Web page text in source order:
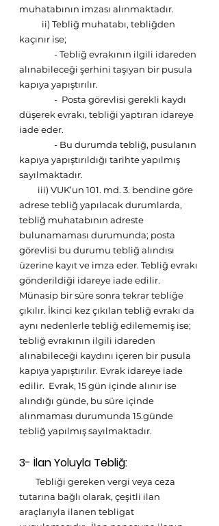
muhatabının imzası alınmaktadır.
ii) Tebliğ muhatabı, tebliğden
kaçınır ise;
- Tebliğ evrakının ilgili idareden
alınabileceği şerhini taşıyan bir pusula
kapıya yapıştırılır.
-  Posta görevlisi gerekli kaydı
düşerek evrakı, tebliği yaptıran idareye
iade eder.
- Bu durumda tebliğ, pusulanın
kapıya yapıştırıldığı tarihte yapılmış
sayılmaktadır.
iii) VUK’un 101. md. 3. bendine göre
adrese tebliğ yapılacak durumlarda,
tebliğ muhatabının adreste
bulunamaması durumunda; posta
görevlisi bu durumu tebliğ alındısı
üzerine kayıt ve imza eder. Tebliğ evrakı
gönderildiği idareye iade edilir.
Münasip bir süre sonra tekrar tebliğe
çıkılır. İkinci kez çıkılan tebliğ evrakı da
aynı nedenlerle tebliğ edilememiş ise;
tebliğ evrakının ilgili idareden
alınabileceği kaydını içeren bir pusula
kapıya yapıştırılır. Evrak idareye iade
edilir.  Evrak, 15 gün içinde alınır ise
alındığı günde, bu süre içinde
alınmaması durumunda 15.günde
tebliğ yapılmış sayılmaktadır.
3- İlan Yoluyla Tebliğ:
Tebliği gereken vergi veya ceza
tutarına bağlı olarak, çeşitli ilan
araçlarıyla ilanen tebligat